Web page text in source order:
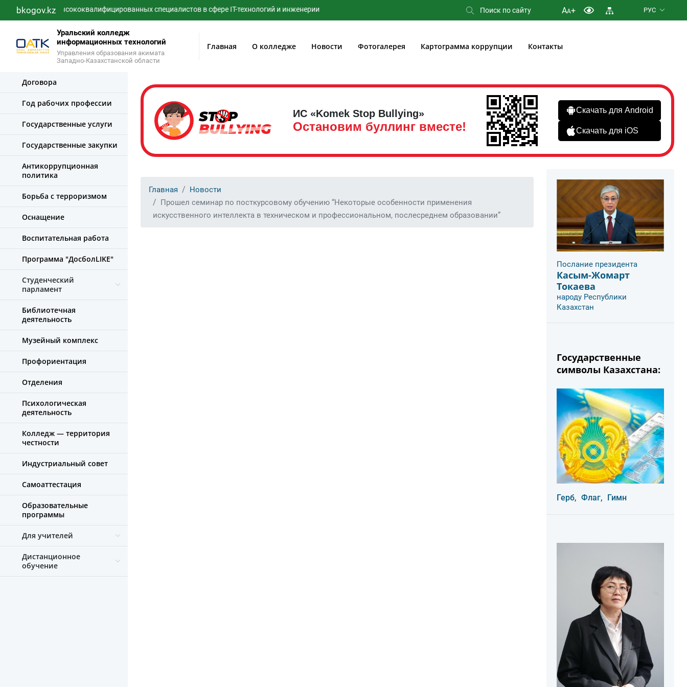
bkogov.kz
высококвалифицированных специалистов в сфере IT-технологий и инженерии AA+ РУС
Уральский колледж
информационных технологий
Управления образования акимата
Западно-Казахстанской области
Главная О колледже Новости Фотогалерея Картограмма коррупции Контакты
Договора
Год рабочих профессии
Государственные услуги
Государственные закупки
Антикоррупционная
политика
Борьба с терроризмом
Оснащение
Воспитательная работа
Программа "ДосболLIKE"
Студенческий
парламент
Библиотечная
деятельность
Музейный комплекс
Профориентация
Отделения
Психологическая
деятельность
Колледж — территория
честности
Индустриальный совет
Самоаттестация
Образовательные
программы
Для учителей
Дистанционное
обучение
ИС «Komek Stop Bullying»
Остановим буллинг вместе!
Скачать для Android
Скачать для iOS
Главная
Новости
Прошел семинар по посткурсовому обучению “Некоторые особенности применения
искусственного интеллекта в техническом и профессиональном, послесреднем образовании”
Послание президента
Касым-Жомарт
Токаева
народу Республики
Казахстан
Государственные
символы Казахстана:
Герб, Флаг, Гимн